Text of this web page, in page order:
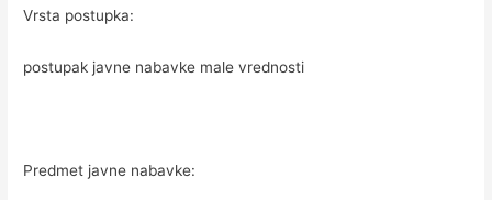
Vrsta postupka:
postupak javne nabavke male vrednosti
Predmet javne nabavke: